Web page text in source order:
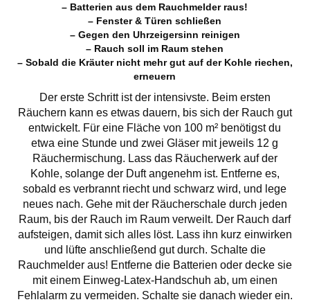
– Batterien aus dem Rauchmelder raus!
– Fenster & Türen schließen
– Gegen den Uhrzeigersinn reinigen
– Rauch soll im Raum stehen
– Sobald die Kräuter nicht mehr gut auf der Kohle riechen,
erneuern
Der erste Schritt ist der intensivste. Beim ersten
Räuchern kann es etwas dauern, bis sich der Rauch gut
entwickelt. Für eine Fläche von 100 m² benötigst du
etwa eine Stunde und zwei Gläser mit jeweils 12 g
Räuchermischung. Lass das Räucherwerk auf der
Kohle, solange der Duft angenehm ist. Entferne es,
sobald es verbrannt riecht und schwarz wird, und lege
neues nach. Gehe mit der Räucherschale durch jeden
Raum, bis der Rauch im Raum verweilt. Der Rauch darf
aufsteigen, damit sich alles löst. Lass ihn kurz einwirken
und lüfte anschließend gut durch. Schalte die
Rauchmelder aus! Entferne die Batterien oder decke sie
mit einem Einweg-Latex-Handschuh ab, um einen
Fehlalarm zu vermeiden. Schalte sie danach wieder ein.